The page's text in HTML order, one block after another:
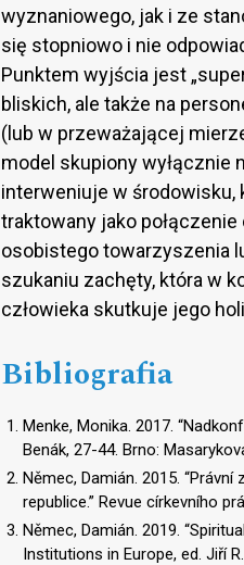
wyznaniowego, jak i ze
się stopniowo i nie
Punktem wyjścia jest
bliskich, ale także na
(lub w przeważającej
model skupiony wyłącznie
interweniuje w środowisku,
traktowany jako
osobistego towarzyszenia
szukaniu zachęty, która w
człowieka skutkuje jego
Bibliografia
Menke, Monika. 2017.
Benák, 27-44. Brno:
Němec, Damián. 2015.
republice.” Revue církevního
Němec, Damián. 2019.
Institutions in Europe, ed. Jiří